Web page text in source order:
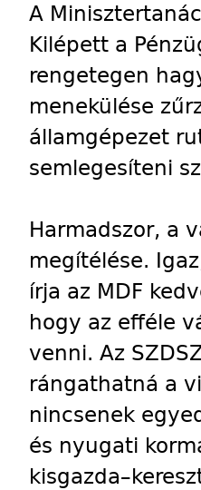
A
Kilépett a
rengetegen
menekülése
államgépezet
semlegesíteni
Harmadszor, a
megítélése.
írja az MDF
hogy az efféle
venni. Az
rángathatná a
nincsenek
és nyugati